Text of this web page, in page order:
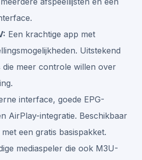
Een krachtige app met
Uitstekend
meer controle willen over
interface, goede EPG-
AirPlay-integratie. Beschikbaar
een gratis basispakket.
mediaspeler die ook M3U-